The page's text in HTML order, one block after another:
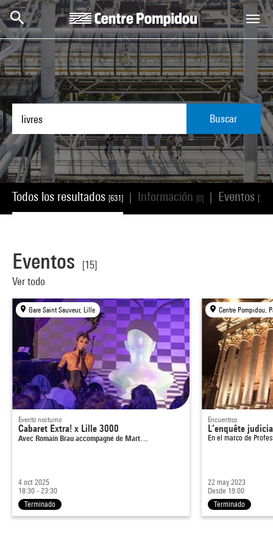
Skip to main content
Centre Pompidou
Buscar
Todos los resultados [631] Información [0] Eventos [15]
Eventos
[15]
Ver todo
Gare Saint Sauveur, Lille
Evento nocturno
Cabaret Extra! x Lille 3000
Avec Romain Brau accompagné de Mart…
4 oct 2025
18:30 - 23:30
Terminado
Centre Pompidou,
Encuentros
L’enquête
En el marco de
22 may 2023
Desde 19:00
Terminado